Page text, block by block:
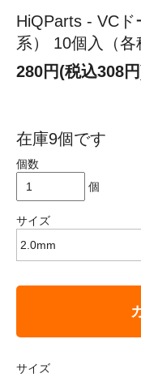
HiQParts - VC
系） 10個入（各
280円(税込308
在庫9個です
個数
個
サイズ
サイズ